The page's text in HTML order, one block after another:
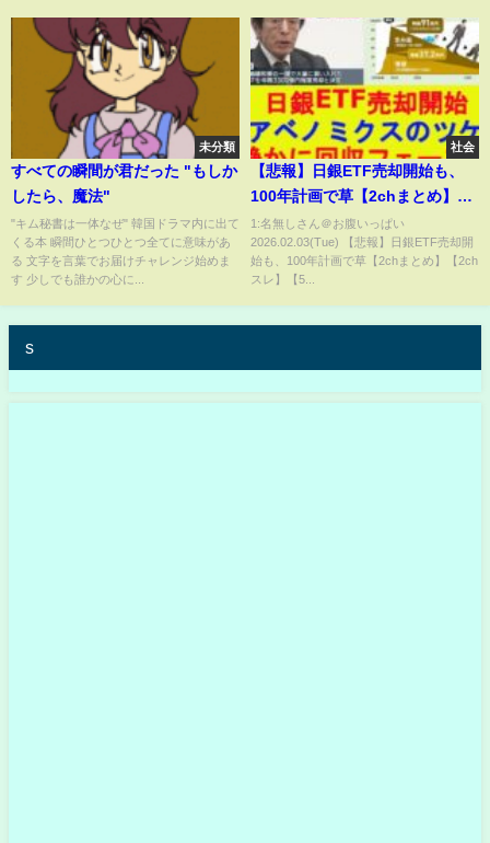
未分類
すべての瞬間が君だった "もしか
したら、魔法"
"キム秘書は一体なぜ" 韓国ドラマ内に出て
くる本 瞬間ひとつひとつ全てに意味があ
る 文字を言葉でお届けチャレンジ始めま
す 少しでも誰かの心に...
社会
【悲報】日銀ETF売却開始も、
100年計画で草【2chまとめ】
【2chスレ】【5chスレ】【ゆっ
くり】
1:名無しさん＠お腹いっぱい
2026.02.03(Tue) 【悲報】日銀ETF売却開
始も、100年計画で草【2chまとめ】【2ch
スレ】【5...
s